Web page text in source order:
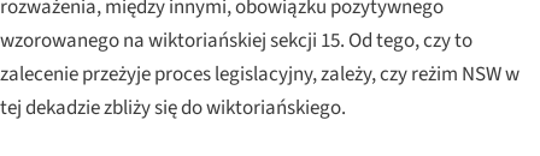
rozważenia, między innymi, obowiązku pozytywnego
wzorowanego na wiktoriańskiej sekcji 15. Od tego, czy to
zalecenie przeżyje proces legislacyjny, zależy, czy reżim NSW w
tej dekadzie zbliży się do wiktoriańskiego.